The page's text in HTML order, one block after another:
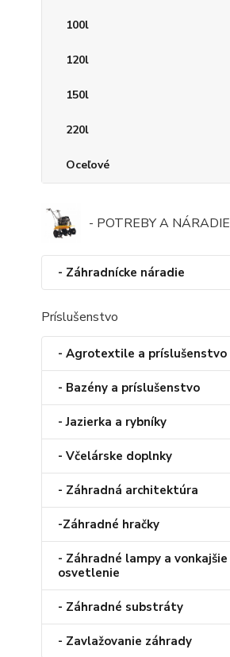
100l
120l
150l
220l
Oceľové
- POTREBY A NÁRADIE
- Záhradnícke náradie
Príslušenstvo
- Agrotextile a príslušenstvo
- Bazény a príslušenstvo
- Jazierka a rybníky
- Včelárske doplnky
- Záhradná architektúra
-Záhradné hračky
- Záhradné lampy a vonkajšie
osvetlenie
- Záhradné substráty
- Zavlažovanie záhrady